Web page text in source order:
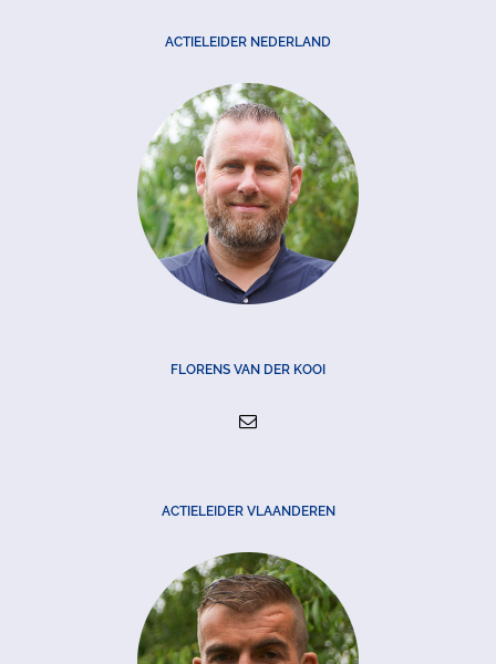
ACTIELEIDER NEDERLAND
FLORENS VAN DER KOOI
ACTIELEIDER VLAANDEREN